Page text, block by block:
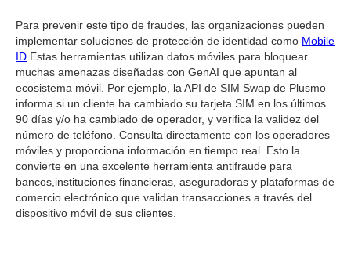
Para prevenir este tipo de fraudes, las organizaciones pueden
implementar soluciones de protección de identidad como Mobile
ID .Estas herramientas utilizan datos móviles para bloquear
muchas amenazas diseñadas con GenAI que apuntan al
ecosistema móvil. Por ejemplo, la API de SIM Swap de Plusmo
informa si un cliente ha cambiado su tarjeta SIM en los últimos
90 días y/o ha cambiado de operador, y verifica la validez del
número de teléfono. Consulta directamente con los operadores
móviles y proporciona información en tiempo real. Esto la
convierte en una excelente herramienta antifraude para
bancos,instituciones financieras, aseguradoras y plataformas de
comercio electrónico que validan transacciones a través del
dispositivo móvil de sus clientes.